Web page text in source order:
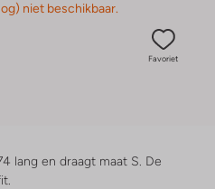
niet beschikbaar.
Favoriet
lang en draagt maat S. De